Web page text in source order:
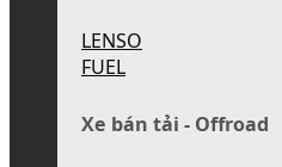
LENSO
FUEL
Xe bán tải - Offroad